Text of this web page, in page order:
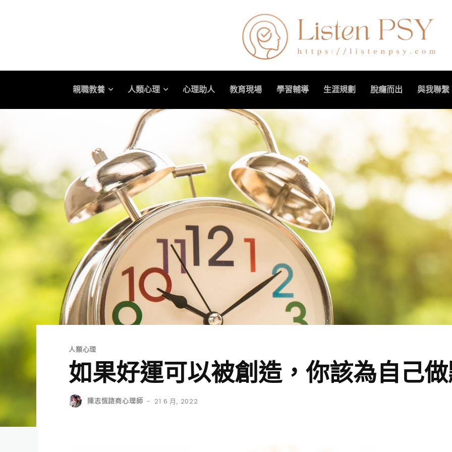
親職教養 人類心理 心理助人 教育現場 學習輔導 生涯規劃 脫癮而出 與我聯繫
人類心理
如果好運可以被創造，你該為自己
陳志恆諮商心理師 - 21 6 月, 2022